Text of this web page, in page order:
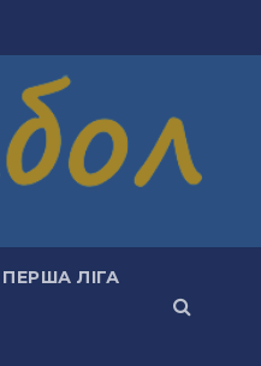
ПЕРША ЛІГА